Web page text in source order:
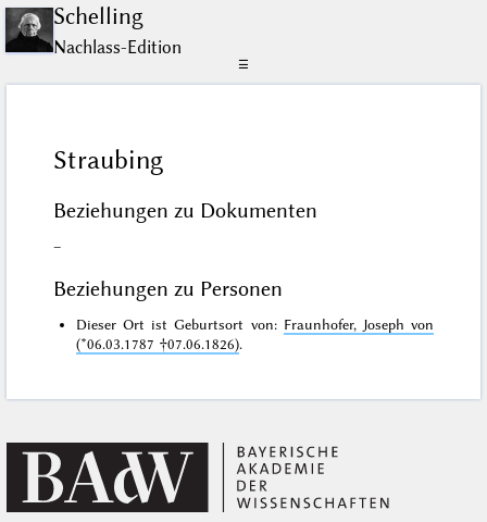
Schelling
Nachlass-Edition
☰
Straubing
Beziehungen zu Dokumenten
–
Beziehungen zu Personen
Dieser Ort ist Geburtsort von: Fraunhofer, Joseph von
(*06.03.1787 †07.06.1826).